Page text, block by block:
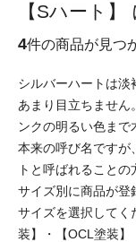
【Sハート
4件の商品が見つ
シルバーハートは淡
あまり目立ちません
ンクの明るい色ま
本来の呼び名ですが
トと呼ばれることの
サイズ別に商品が登
サイズを選択してく
装】・【OCL塗装】